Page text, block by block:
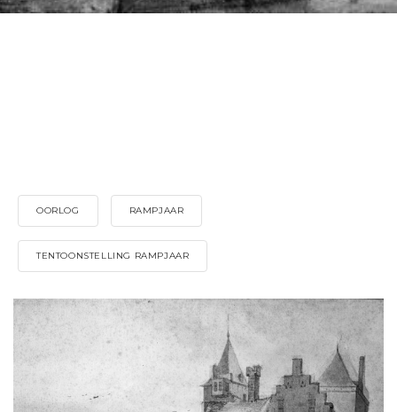
OORLOG RAMPJAAR
TENTOONSTELLING RAMPJAAR